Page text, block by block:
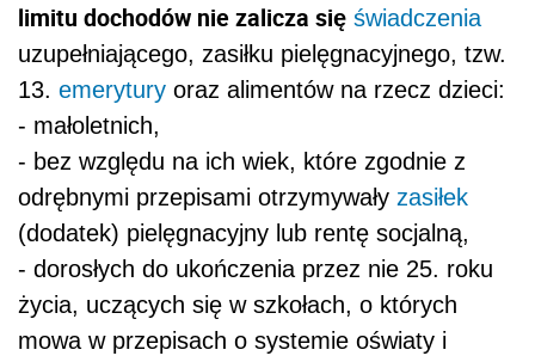
limitu dochodów nie zalicza się świadczenia
uzupełniającego, zasiłku pielęgnacyjnego, tzw.
13. emerytury oraz alimentów na rzecz dzieci:
- małoletnich,
- bez względu na ich wiek, które zgodnie z
odrębnymi przepisami otrzymywały zasiłek
(dodatek) pielęgnacyjny lub rentę socjalną,
- dorosłych do ukończenia przez nie 25. roku
życia, uczących się w szkołach, o których
mowa w przepisach o systemie oświaty i